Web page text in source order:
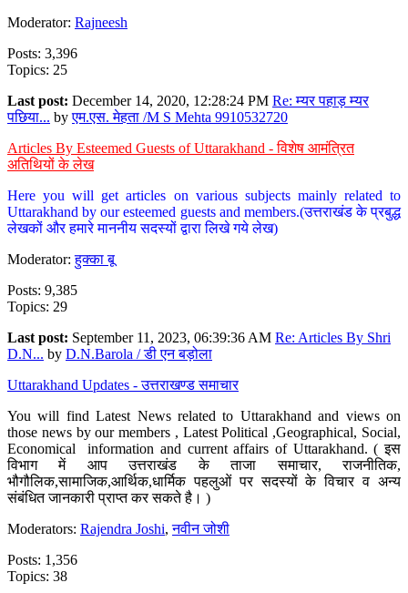
Moderator: Rajneesh
Posts: 3,396
Topics: 25
Last post: December 14, 2020, 12:28:24 PM Re: म्यर पहाड़ म्यर
पछिया... byएम.एस. मेहता /M S Mehta 9910532720
Articles By Esteemed Guests of Uttarakhand - विशेष आमंत्रित
अतिथियों के लेख
Here you will get articles on various subjects mainly related to
Uttarakhand by our esteemed guests and members.(उत्तराखंड के प्रबुद्ध
लेखकों और हमारे माननीय सदस्यों द्वारा लिखे गये लेख)
Moderator:हुक्का बू
Posts: 9,385
Topics: 29
Last post: September 11, 2023, 06:39:36 AM Re: Articles By Shri
D.N... by D.N.Barola / डी एन बड़ोला
Uttarakhand Updates - उत्तराखण्ड समाचार
You will find Latest News related to Uttarakhand and views on
those news by our members , Latest Political ,Geographical, Social,
Economical information and current affairs of Uttarakhand. ( इस
विभाग में आप उत्तराखंड के ताजा समाचार, राजनीतिक,
भौगौलिक,सामाजिक,आर्थिक,धार्मिक पहलुओं पर सदस्यों के विचार व अन्य
संबंधित जानकारी प्राप्त कर सकते है। )
Moderators: Rajendra Joshi,नवीन जोशी
Posts: 1,356
Topics: 38